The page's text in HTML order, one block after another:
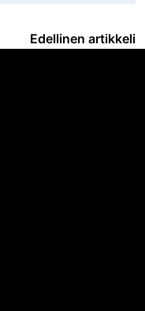
Edellinen artikkeli